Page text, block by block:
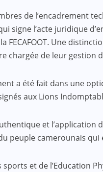
de l’encadrement
signe l’acte juridique
Une
chargée de leur gestion
a été fait dans une
aux Lions
et l’application
peuple camerounais
et de l’Education